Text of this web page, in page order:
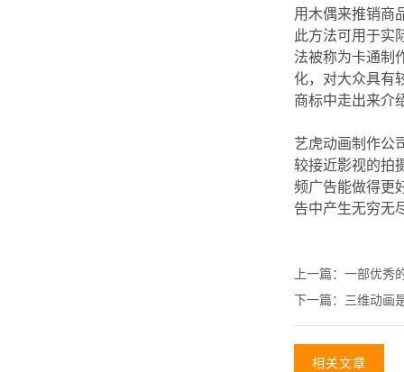
用木偶来推销商
此方法可用于实
法被称为卡通制
化，对大众具有
商标中走出来介
艺虎动画制作公
较接近影视的拍
频广告能做得更
告中产生无穷无
上一篇： 一部优秀
下一篇： 三维动画
相关文章